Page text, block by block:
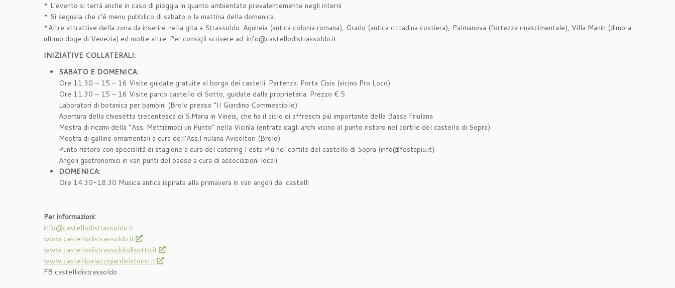
* L’evento si terrà anche in caso di pioggia in quanto ambientato prevalentemente negli interni
* Si segnala che c’è meno pubblico di sabato o la mattina della domenica.
*Altre attrattive della zona da inserire nella gita a Strassoldo: Aquileia (antica colonia romana), Grado (antica cittadina costiera), Palmanova (fortezza rinascimentale), Villa Manin (dimora
ultimo doge di Venezia) ed molte altre. Per consigli scrivere ad: info@castellodistrassoldo.it
INIZIATIVE COLLATERALI:
SABATO E DOMENICA:
Ore 11.30 – 15 – 16 Visite guidate gratuite al borgo dei castelli. Partenza: Porta Cisis (vicino Pro Loco)
Ore 11.30 – 15 – 16 Visite parco castello di Sotto, guidate dalla proprietaria. Prezzo € 5.
Laboratori di botanica per bambini (Brolo presso “Il Giardino Commestibile)
Apertura della chiesetta trecentesca di S.Maria in Vineis, che ha il ciclo di affreschi più importante della Bassa Friulana
Mostra di ricami della “Ass. Mettiamoci un Punto” nella Vicinìa (entrata dagli archi vicino al punto ristoro nel cortile del castello di Sopra)
Mostra di galline ornamentali a cura dell’Ass.Friulana Avicoltori (Brolo)
Punto ristoro con specialità di stagione a cura del catering Festa Più nel cortile del castello di Sopra (info@festapiu.it)
Angoli gastronomici in vari punti del paese a cura di associazioni locali
DOMENICA:
Ore 14.30-18.30 Musica antica ispirata alla primavera in vari angoli dei castelli
Per informazioni:
info@castellodistrassoldo.it
www.castellodistrassoldo.it
www.castellodistrassoldodisotto.it
www.castellipalazzigiardinistorici.it
FB castellidistrassoldo